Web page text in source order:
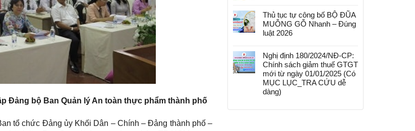
Đảng bộ Ban Quản lý An toàn thực phẩm thành phố
tổ chức Đảng ủy Khối Dân – Chính – Đảng thành phố –
Thủ tục tự công bố BỘ ĐŨA
MUỖNG GỖ Nhanh – Đúng
luật 2026
Nghị định 180/2024/NĐ-CP:
Chính sách giảm thuế GTGT
mới từ ngày 01/01/2025 (Có
MỤC LỤC_TRA CỨU dễ
dàng)